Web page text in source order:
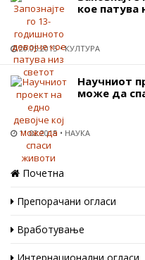
кое патува
20.05.2015 КУЛТУРА
Научниот
може да
11.02.2015 НАУКА
Почетна
Препорачани огласи
Вработување